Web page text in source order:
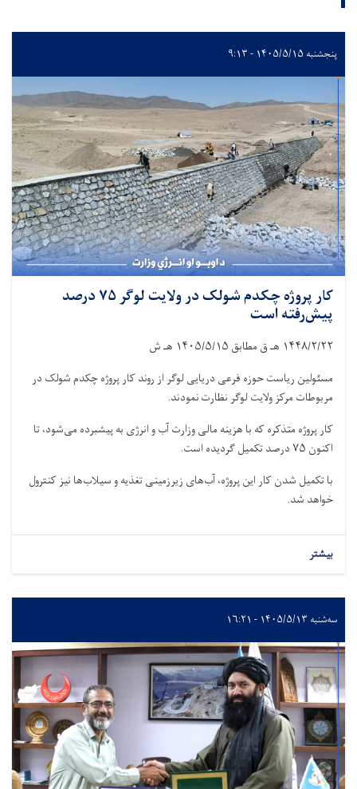
پنجشنبه ۱۴۰۵/۵/۱۵ - ۹:۱۳
کار پروژه چکدم شولک در ولایت لوگر ۷۵ درصد
پیش‌رفته است
۱۴۴۸/۲/۲۲ هـ ق مطابق ۱۴۰۵/۵/۱۵ هـ ش
مسئولین ریاست حوزه فرعی دریایی لوگر از روند کار پروژه چکدم شولک در
مربوطات مرکز ولایت لوگر نظارت نمودند.
کار پروژه متذکره که با هزینه مالی وزارت آب و انرژی به پیشبرده می‌شود، تا
اکنون ۷۵درصد تکمیل گردیده است.
با تکمیل شدن کار این پروژه، آب‌های زیرزمینی تغذیه و سیلاب‌ها نیز کنترول
خواهد شد.
بیشتر
سه‌شنبه ۱۴۰۵/۵/۱۳ - ۱۶:۲۱